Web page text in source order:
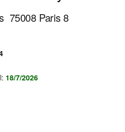
75008 Paris 8
18/7/2026